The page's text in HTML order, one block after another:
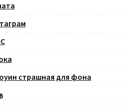
страшная для фона